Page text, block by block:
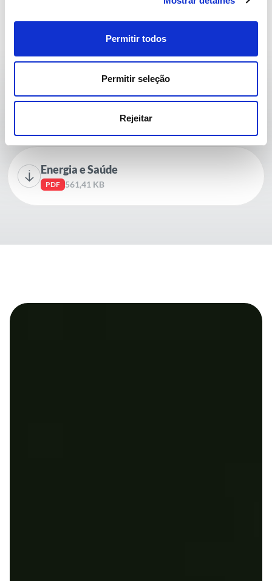
Permitir todos
Permitir seleção
Rejeitar
Conteúdos Relacionados
Projeto MEDEA
Energia e Saúde
PDF 561,41 KB